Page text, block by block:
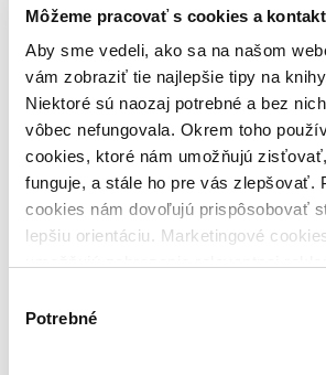
Môžeme pracovať s cookies a
Aby sme vedeli, ako sa na našom
vám zobraziť tie najlepšie tipy na
Niektoré sú naozaj potrebné a bez
vôbec nefungovala. Okrem toho
cookies, ktoré nám umožňujú
funguje, a stále ho pre vás zlepšovať.
cookies nám dovoľujú prispôsobovať
lepšiu orientáciu. Marketingové
keby sme mohli používať všetky tieto
súhlasu
Potrebné